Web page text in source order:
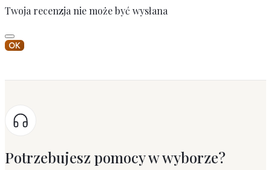
Twoja recenzja nie może być wysłana
OK
Potrzebujesz pomocy w wyborze?